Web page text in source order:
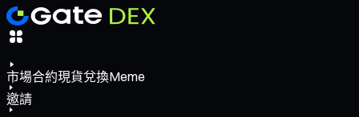
市場合約現貨兌換Meme
邀請